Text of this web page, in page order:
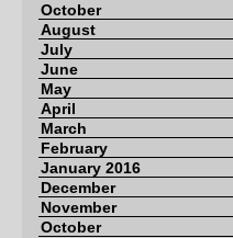
October
August
July
June
May
April
March
February
January 2016
December
November
October